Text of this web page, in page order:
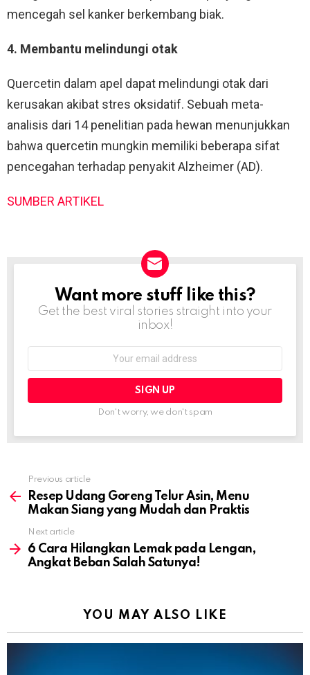
mencegah sel kanker berkembang biak.
4. Membantu melindungi otak
Quercetin dalam apel dapat melindungi otak dari
kerusakan akibat stres oksidatif. Sebuah meta-
analisis dari 14 penelitian pada hewan menunjukkan
bahwa quercetin mungkin memiliki beberapa sifat
pencegahan terhadap penyakit Alzheimer (AD).
SUMBER ARTIKEL
NEWSLETTER
Want more stuff like this?
Get the best viral stories straight into your
inbox!
Don't worry, we don't spam
more
Previous article
Resep Udang Goreng Telur Asin, Menu
Makan Siang yang Mudah dan Praktis
Next article
6 Cara Hilangkan Lemak pada Lengan,
Angkat Beban Salah Satunya!
YOU MAY ALSO LIKE